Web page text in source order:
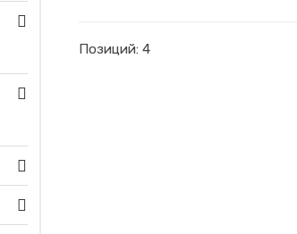
Позиций: 4